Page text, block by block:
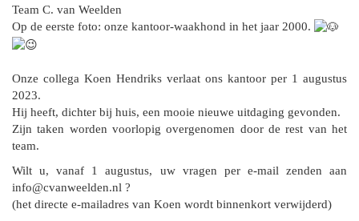
Team C. van Weelden
Op de eerste foto: onze kantoor-waakhond in het jaar 2000.
Onze collega Koen Hendriks verlaat ons kantoor per 1 augustus
2023.
Hij heeft, dichter bij huis, een mooie nieuwe uitdaging gevonden.
Zijn taken worden voorlopig overgenomen door de rest van het
team.
Wilt u, vanaf 1 augustus, uw vragen per e-mail zenden aan
info@cvanweelden.nl ?
(het directe e-mailadres van Koen wordt binnenkort verwijderd)